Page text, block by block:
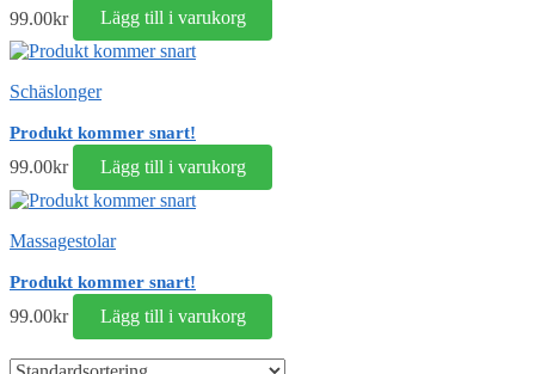
99.00kr Lägg till i varukorg
Schäslonger
Produkt kommer snart!
99.00kr Lägg till i varukorg
Massagestolar
Produkt kommer snart!
99.00kr Lägg till i varukorg